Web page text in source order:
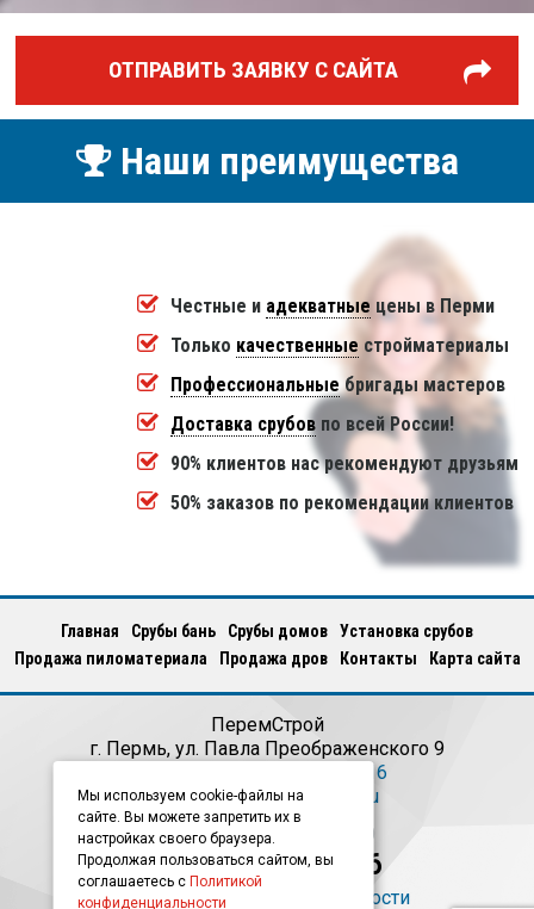
ОТПРАВИТЬ ЗАЯВКУ С САЙТА
Наши преимущества
Честные и адекватные цены в Перми
Только качественные стройматериалы
Профессиональные бригады мастеров
Доставка срубовпо всей России!
90% клиентов нас рекомендуют друзьям
50% заказов по рекомендации клиентов
Главная Срубы бань Срубы домов
Установка срубов
Продажа пиломатериала
Продажа дров Кoнтакты Карта сайта
ПеремСтрой
г. Пермь, ул. Павла Преображенского 9
+7(922)381-39-16
E-mail:info@peremstroy.ru
Ежедневно с 09:00 до 21:00
+7(922)381-39-16
Политика конфиденциальности
Мы используем cookie-файлы на
сайте. Вы можете запретить их в
настройках своего браузера.
Продолжая пользоваться сайтом, вы
соглашаетесь с Политикой
конфиденциальности